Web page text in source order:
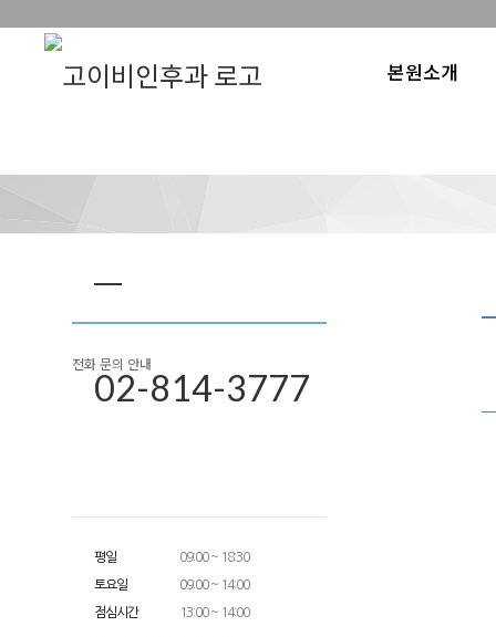
본원소개
전화 문의 안내
02-814-3777
평일 09:00 ~ 18:30
토요일 09:00 ~ 14:00
점심시간 13:00 ~ 14:00